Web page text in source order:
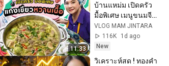
11:33
บ้านแหม่ม เปิดครัว
มื้อพิเศษ เมนูขนมจีน
แกงเขียวหวานเนื้อ :
VLOG MAM
JINTARA
VLOG MAM JINTARA
116K
1d ago
New
วิเคราะห์สด ! ทองคำ